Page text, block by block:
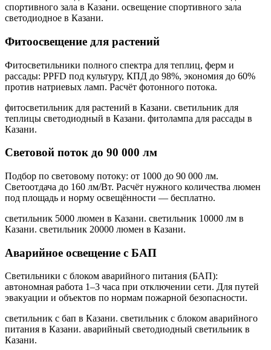
спортивного зала в Казани. освещение спортивного зала
светодиодное в Казани.
Фитоосвещение для растений
Фитосветильники полного спектра для теплиц, ферм и
рассады: PPFD под культуру, КПД до 98%, экономия до 60%
против натриевых ламп. Расчёт фотонного потока.
фитосветильник для растений в Казани. светильник для
теплицы светодиодный в Казани. фитолампа для рассады в
Казани.
Световой поток до 90 000 лм
Подбор по световому потоку: от 1000 до 90 000 лм.
Светоотдача до 160 лм/Вт. Расчёт нужного количества люмен
под площадь и норму освещённости — бесплатно.
светильник 5000 люмен в Казани. светильник 10000 лм в
Казани. светильник 20000 люмен в Казани.
Аварийное освещение с БАП
Светильники с блоком аварийного питания (БАП):
автономная работа 1–3 часа при отключении сети. Для путей
эвакуации и объектов по нормам пожарной безопасности.
светильник с бап в Казани. светильник с блоком аварийного
питания в Казани. аварийный светодиодный светильник в
Казани.